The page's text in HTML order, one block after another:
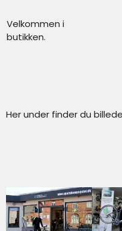
Velkommen i
butikken.
Her under finder du